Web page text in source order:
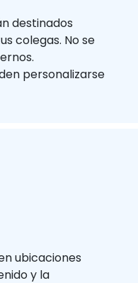
destinados
colegas. No se
personalizarse
ubicaciones
y la